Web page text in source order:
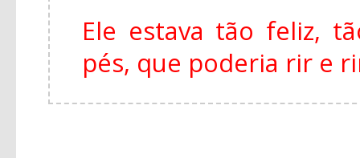
Ele estava tão feliz,
pés, que poderia rir e